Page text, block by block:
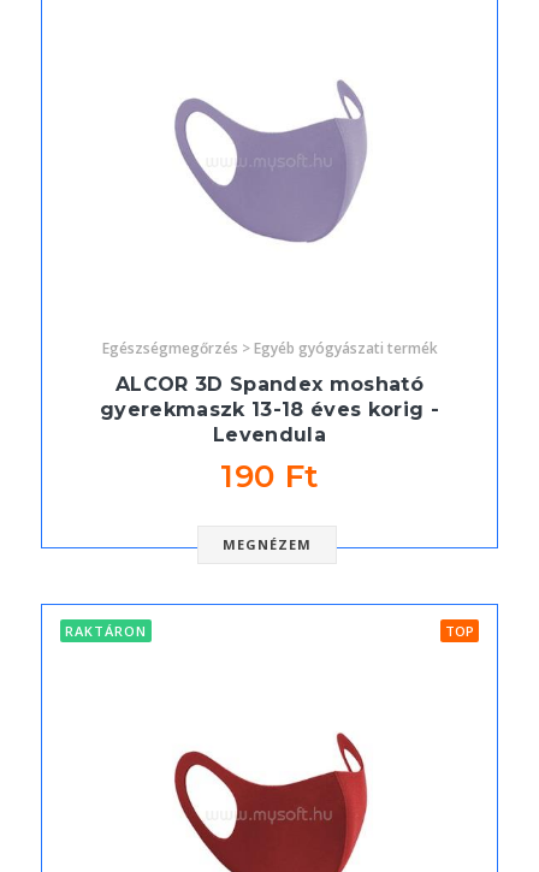
Egészségmegőrzés > Egyéb gyógyászati termék
ALCOR 3D Spandex mosható
gyerekmaszk 13-18 éves korig -
Levendula
190 Ft
MEGNÉZEM
RAKTÁRON TOP